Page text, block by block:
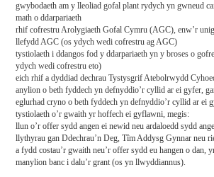
gwybodaeth am y lleoliad gofal plant rydych yn gwneud
math o ddarpariaeth
rhif cofrestru Arolygiaeth Gofal Cymru (AGC), enw’r
llefydd AGC (os ydych wedi cofrestru ag AGC)
tystiolaeth i ddangos fod y ddarpariaeth yn y broses o
ydych wedi cofrestru eto)
eich rhif a dyddiad dechrau Tystysgrif Atebolrwydd
anylion o beth fyddech yn defnyddio’r cyllid ar ei gyfer,
eglurhad cryno o beth fyddech yn defnyddio’r cyllid ar ei
tystiolaeth o’r gwaith yr hoffech ei gyflawni, megis:
llun o’r offer sydd angen ei newid neu ardaloedd sydd
llythyrau gan Ddechrau’n Deg, Tîm Addysg Gynnar neu
a fydd costau’r gwaith neu’r offer sydd eu hangen o dan,
manylion banc i dalu’r grant (os yn llwyddiannus).